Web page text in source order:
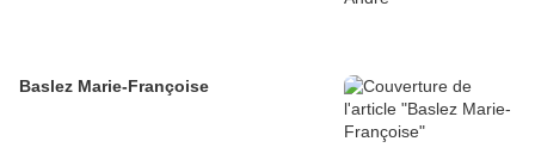
Baslez Marie-Françoise